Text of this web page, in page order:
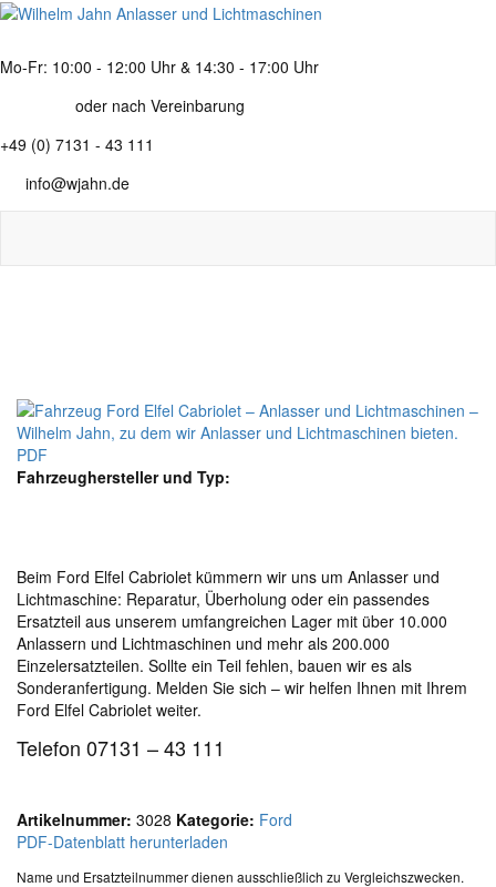
Mo-Fr: 10:00 - 12:00 Uhr & 14:30 - 17:00 Uhr
oder nach Vereinbarung
+49 (0) 7131 - 43 111
info@wjahn.de
PDF
Fahrzeughersteller und Typ:
Beim Ford Elfel Cabriolet kümmern wir uns um Anlasser und
Lichtmaschine: Reparatur, Überholung oder ein passendes
Ersatzteil aus unserem umfangreichen Lager mit über 10.000
Anlassern und Lichtmaschinen und mehr als 200.000
Einzelersatzteilen. Sollte ein Teil fehlen, bauen wir es als
Sonderanfertigung. Melden Sie sich – wir helfen Ihnen mit Ihrem
Ford Elfel Cabriolet weiter.
Telefon 07131 – 43 111
Artikelnummer: 3028 Kategorie: Ford
PDF-Datenblatt herunterladen
Name und Ersatzteilnummer dienen ausschließlich zu Vergleichszwecken.